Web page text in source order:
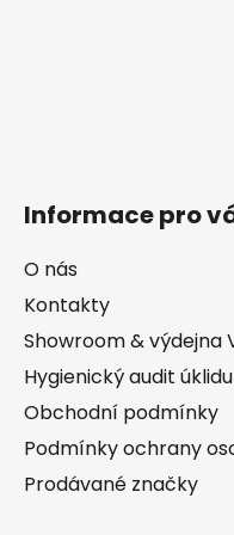
Informace pro
O nás
Kontakty
Showroom & výdejna
Hygienický audit úklidu
Obchodní podmínky
Podmínky ochrany
Prodávané značky